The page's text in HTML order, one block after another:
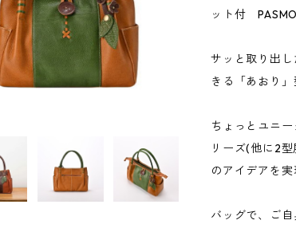
ット付
サッと取り出
きる「あおり」
ちょっとユニ
リーズ(他に2
のアイデアを実
バッグで、ご